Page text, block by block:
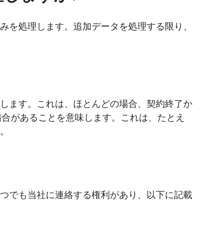
処理します。追加データを処理する限り、
ます。これは、ほとんどの場合、契約終了か
があることを意味します。これは、たとえ
でも当社に連絡する権利があり、以下に記載